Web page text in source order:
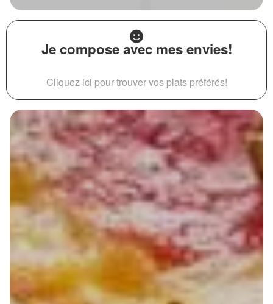
Je compose avec mes envies!
Cliquez ici pour trouver vos plats préférés!